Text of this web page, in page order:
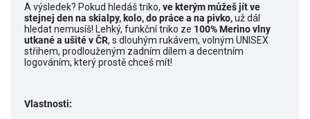
A výsledek? Pokud hledáš triko, ve kterým můžeš jít ve
stejnej den na skialpy, kolo, do práce a na pivko,už dál
hledat nemusíš! Lehký, funkční triko ze 100% Merino vlny
utkané a ušité v ČR, s dlouhým rukávem, volným UNISEX
střihem, prodlouženým zadním dílem a decentním
logováním, který prostě chceš mít!
Vlastnosti: